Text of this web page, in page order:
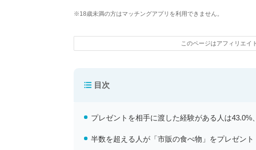
※18歳未満の方はマッチングアプリを利用できません。
このページはアフィリエイ
目次
プレゼントを相手に渡した経験がある人は
半数を超える人が「市販の食べ物」をプレゼント